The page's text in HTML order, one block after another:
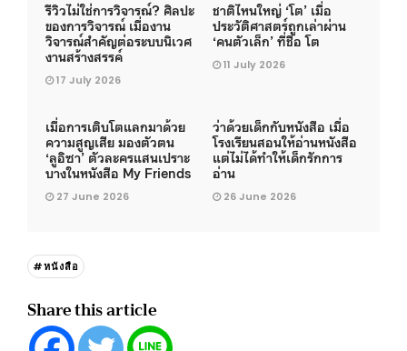
รีวิวไม่ใช่การวิจารณ์? ศิลปะ
ของการวิจารณ์ เมื่องาน
วิจารณ์สำคัญต่อระบบนิเวศ
งานสร้างสรรค์
17 July 2026
ชาติไหนใหญ่ ‘โต’ เมื่อ
ประวัติศาสตร์ถูกเล่าผ่าน
‘คนตัวเล็ก’ ที่ชื่อ โต
11 July 2026
เมื่อการเติบโตแลกมาด้วย
ความสูญเสีย มองตัวตน
‘ลูอิซา’ ตัวละครแสนเปราะ
บางในหนังสือ My Friends
27 June 2026
ว่าด้วยเด็กกับหนังสือ เมื่อ
โรงเรียนสอนให้อ่านหนังสือ
แต่ไม่ได้ทำให้เด็กรักการ
อ่าน
26 June 2026
#หนังสือ
Share this article